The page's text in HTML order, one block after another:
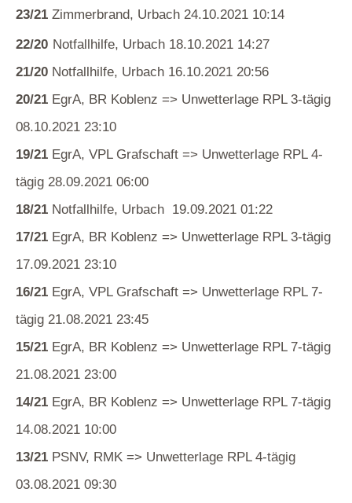
23/21 Zimmerbrand, Urbach 24.10.2021 10:14
22/20 Notfallhilfe, Urbach 18.10.2021 14:27
21/20 Notfallhilfe, Urbach 16.10.2021 20:56
20/21 EgrA, BR Koblenz => Unwetterlage RPL 3-tägig
08.10.2021 23:10
19/21 EgrA, VPL Grafschaft => Unwetterlage RPL 4-
tägig 28.09.2021 06:00
18/21 Notfallhilfe, Urbach 19.09.2021 01:22
17/21 EgrA, BR Koblenz => Unwetterlage RPL 3-tägig
17.09.2021 23:10
16/21 EgrA, VPL Grafschaft => Unwetterlage RPL 7-
tägig 21.08.2021 23:45
15/21 EgrA, BR Koblenz => Unwetterlage RPL 7-tägig
21.08.2021 23:00
14/21 EgrA, BR Koblenz => Unwetterlage RPL 7-tägig
14.08.2021 10:00
13/21 PSNV, RMK => Unwetterlage RPL 4-tägig
03.08.2021 09:30